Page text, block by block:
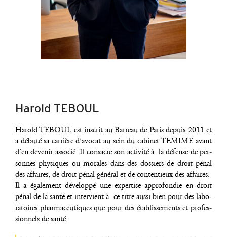
Harold TEBOUL
Harold TEBOUL est ins­crit au Bar­reau de Paris depuis 2011 et
a débu­té sa car­rière d’a­vo­cat au sein du cabi­net TEMIME avant
d’en deve­nir asso­cié. Il consacre son acti­vi­té à la défense de per­
sonnes phy­siques ou morales dans des dos­siers de droit pénal
des affaires, de droit pénal géné­ral et de conten­tieux des affaires.
Il a éga­le­ment déve­lop­pé une exper­tise appro­fon­die en droit
pénal de la san­té et inter­vient à ce titre aus­si bien pour des labo­
ra­toires phar­ma­ceu­tiques que pour des éta­blis­se­ments et pro­fes­
sion­nels de santé.